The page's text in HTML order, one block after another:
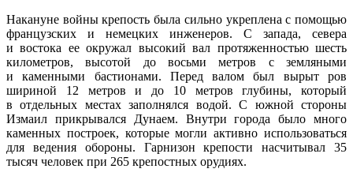
Накануне войны крепость была сильно укреплена с помощью
французских и немецких инженеров. С запада, севера
и востока ее окружал высокий вал протяженностью шесть
километров, высотой до восьми метров с земляными
и каменными бастионами. Перед валом был вырыт ров
шириной 12 метров и до 10 метров глубины, который
в отдельных местах заполнялся водой. С южной стороны
Измаил прикрывался Дунаем. Внутри города было много
каменных построек, которые могли активно использоваться
для ведения обороны. Гарнизон крепости насчитывал 35
тысяч человек при 265 крепостных орудиях.